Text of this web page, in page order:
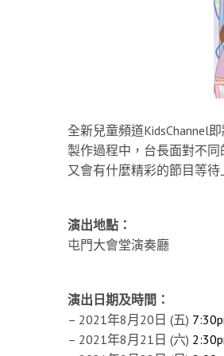
全新兒童頻道KidsChannel
製作過程中，台長面對不
又會有什麼精彩的節目等待
演出地點：
屯門大會堂演奏廳
演出日期及時間：
– 2021年8月20日 (五)
– 2021年8月21日 (六)